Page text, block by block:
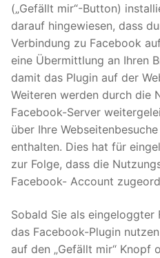
(„Gefällt mir“-Button)
darauf hingewiesen, dass
Verbindung zu Facebook
eine Übermittlung an Ihren
damit das Plugin auf der
Weiteren werden durch die
Facebook-Server
über Ihre
enthalten. Dies hat für
zur Folge, dass die
Facebook- Account
Sobald Sie als
das Facebook-Plugin
auf den „Gefällt mir“ Knopf